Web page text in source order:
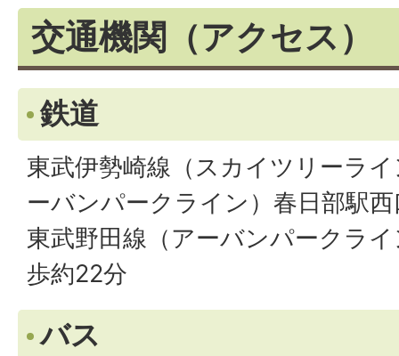
交通機関（アクセス）
鉄道
東武伊勢崎線（スカイツリーラ
ーバンパークライン）春日部駅
東武野田線（アーバンパークラ
歩約22分
バス